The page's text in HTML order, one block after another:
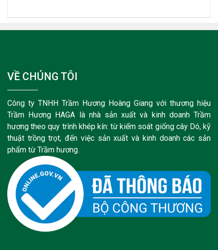
VỀ CHÚNG TÔI
Công ty TNHH Trầm Hương Hoàng Giang với thương hiệu
Trầm Hương HAGA là nhà sản xuất và kinh doanh Trầm
hương theo quy trình khép kín: từ kiểm soát giống cây Dó, kỹ
thuật trồng trọt, đến việc sản xuất và kinh doanh các sản
phẩm từ Trầm hương.